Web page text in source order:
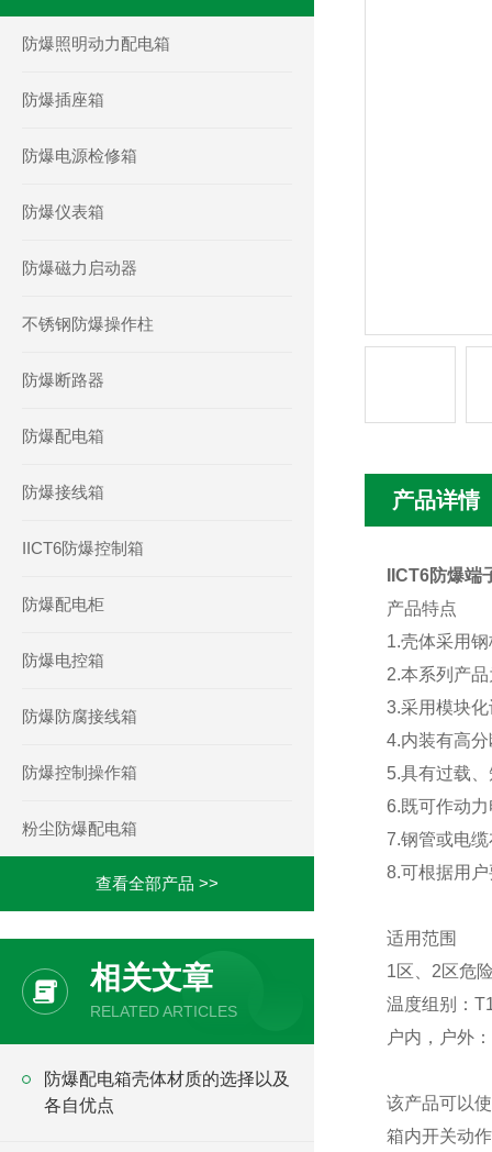
防爆照明动力配电箱
防爆插座箱
防爆电源检修箱
防爆仪表箱
防爆磁力启动器
不锈钢防爆操作柱
防爆断路器
防爆配电箱
防爆接线箱
IICT6防爆控制箱
防爆配电柜
防爆电控箱
防爆防腐接线箱
防爆控制操作箱
粉尘防爆配电箱
查看全部产品 >>
相关文章
RELATED ARTICLES
防爆配电箱壳体材质的选择以及
各自优点
产品详情
IICT6防爆端
产品特点
1.壳体采用
2.本系列产
3.采用模块
4.内装有高
5.具有过载
6.既可作动
7.钢管或电
8.可根据用
适用范围
1区、2区危
温度组别：
户内，户外
该产品可以
箱内开关动